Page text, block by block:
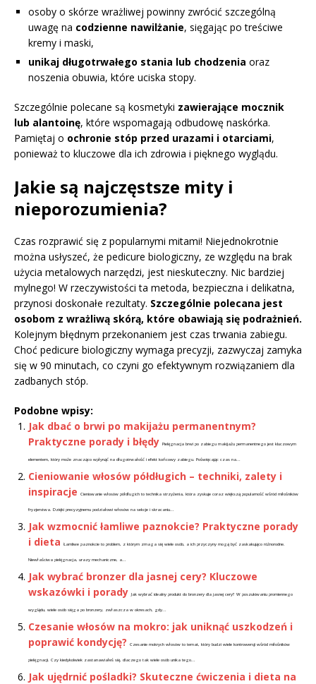
osoby o skórze wrażliwej powinny zwrócić szczególną
uwagę na codzienne nawilżanie, sięgając po treściwe
kremy i maski,
unikaj długotrwałego stania lub chodzenia oraz
noszenia obuwia, które uciska stopy.
Szczególnie polecane są kosmetyki zawierające mocznik
lub alantoinę, które wspomagają odbudowę naskórka.
Pamiętaj o ochronie stóp przed urazami i otarciami,
ponieważ to kluczowe dla ich zdrowia i pięknego wyglądu.
Jakie są najczęstsze mity i
nieporozumienia?
Czas rozprawić się z popularnymi mitami! Niejednokrotnie
można usłyszeć, że pedicure biologiczny, ze względu na brak
użycia metalowych narzędzi, jest nieskuteczny. Nic bardziej
mylnego! W rzeczywistości ta metoda, bezpieczna i delikatna,
przynosi doskonałe rezultaty. Szczególnie polecana jest
osobom z wrażliwą skórą, które obawiają się podrażnień.
Kolejnym błędnym przekonaniem jest czas trwania zabiegu.
Choć pedicure biologiczny wymaga precyzji, zazwyczaj zamyka
się w 90 minutach, co czyni go efektywnym rozwiązaniem dla
zadbanych stóp.
Podobne wpisy:
Jak dbać o brwi po makijażu permanentnym?
Praktyczne porady i błędy Pielęgnacja brwi po zabiegu makijażu permanentnego jest kluczowym
elementem, który może znacząco wpłynąć na długotrwałość i efekt końcowy zabiegu. Poświęcając czas na...
Cieniowanie włosów półdługich – techniki, zalety i
inspiracje
Cieniowanie włosów półdługich to technika strzyżenia, która zyskuje coraz większą popularność wśród miłośników
fryzjerstwa. Dzięki precyzyjnemu podziałowi włosów na sekcje i skracaniu...
Jak wzmocnić łamliwe paznokcie? Praktyczne porady
i dieta
Łamliwe paznokcie to problem, z którym zmaga się wiele osób, a ich przyczyny mogą być zaskakująco różnorodne.
Niewłaściwa pielęgnacja, urazy mechaniczne, a...
Jak wybrać bronzer dla jasnej cery? Kluczowe
wskazówki i porady Jak wybrać idealny produkt do bronzery dla jasnej cery? W poszukiwaniu promiennego
wyglądu, wiele osób sięga po bronzery, zwłaszcza w okresach, gdy...
Czesanie włosów na mokro: jak uniknąć uszkodzeń i
poprawić kondycję?
Czesanie mokrych włosów to temat, który budzi wiele kontrowersji wśród miłośników
pielęgnacji. Czy kiedykolwiek zastanawiałeś się, dlaczego tak wiele osób unika tego...
Jak ujędrnić pośladki? Skuteczne ćwiczenia i dieta na